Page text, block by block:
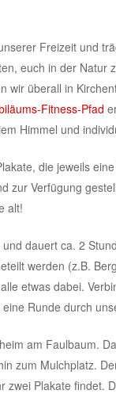
Freizeit und
euch in der Natur
wir überall in
Fitness-Pfad
Himmel und
die jeweils
zur Verfügung
alt!
dauert ca. 2
werden (z.B.
etwas dabei.
Runde durch
am Faulbaum.
zum Mulchplatz.
zwei Plakate findet.